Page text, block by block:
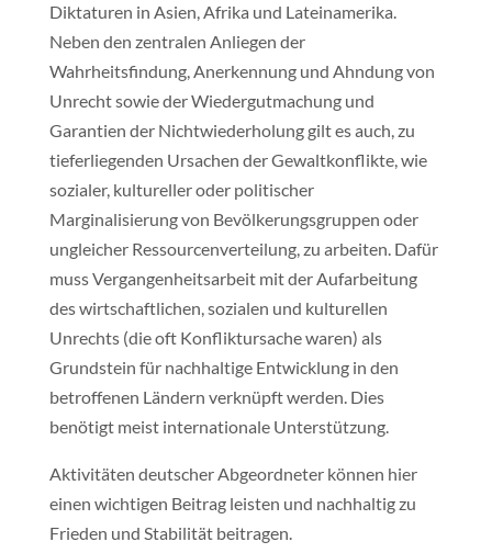
Diktaturen in Asien, Afrika und Lateinamerika.
Neben den zentralen Anliegen der
Wahrheitsfindung, Anerkennung und Ahndung von
Unrecht sowie der Wiedergutmachung und
Garantien der Nichtwiederholung gilt es auch, zu
tieferliegenden Ursachen der Gewaltkonflikte, wie
sozialer, kultureller oder politischer
Marginalisierung von Bevölkerungsgruppen oder
ungleicher Ressourcenverteilung, zu arbeiten. Dafür
muss Vergangenheitsarbeit mit der Aufarbeitung
des wirtschaftlichen, sozialen und kulturellen
Unrechts (die oft Konfliktursache waren) als
Grundstein für nachhaltige Entwicklung in den
betroffenen Ländern verknüpft werden. Dies
benötigt meist internationale Unterstützung.
Aktivitäten deutscher Abgeordneter können hier
einen wichtigen Beitrag leisten und nachhaltig zu
Frieden und Stabilität beitragen.